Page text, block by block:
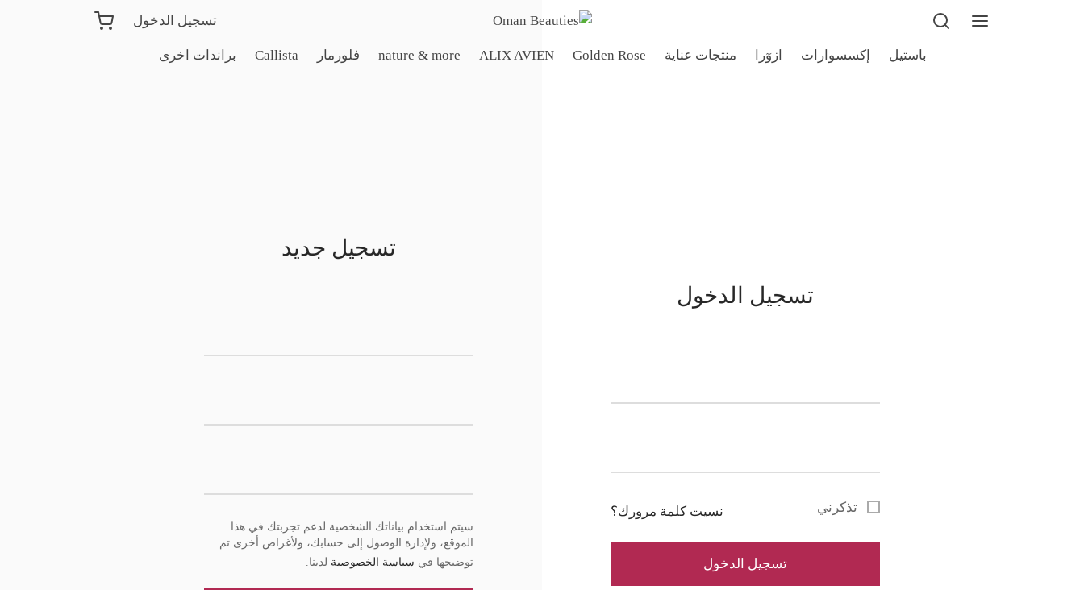
تسجيل الدخول
باستيل إكسسوارات ازوٓرا منتجات عناية Golden Rose
ALIX AVIEN
nature & more فلورمار Callista براندات اخرى
تسجيل الدخول
تذكرني نسيت كلمة مرورك؟
تسجيل الدخول
تسجيل جديد
سيتم استخدام بياناتك الشخصية لدعم تجربتك في هذا
الموقع، ولإدارة الوصول إلى حسابك، ولأغراض أخرى تم
توضيحها في سياسة الخصوصية لدينا.